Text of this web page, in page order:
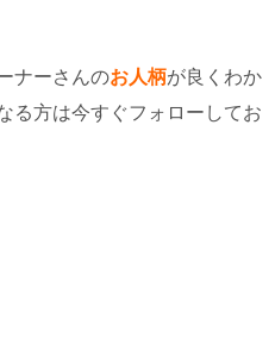
ナーさんのお人柄が良くわか
る方は今すぐフォローしてお